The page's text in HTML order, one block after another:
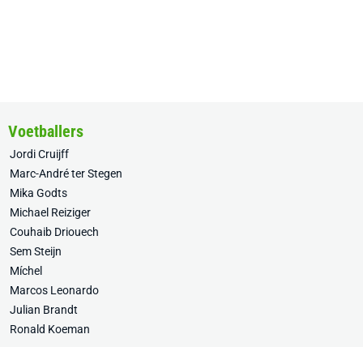
Voetballers
Jordi Cruijff
Marc-André ter Stegen
Mika Godts
Michael Reiziger
Couhaib Driouech
Sem Steijn
Míchel
Marcos Leonardo
Julian Brandt
Ronald Koeman